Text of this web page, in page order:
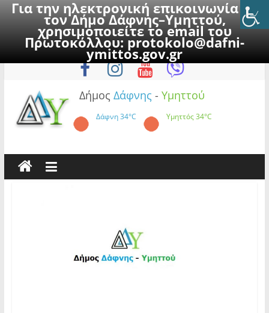
Για την ηλεκτρονική επικοινωνία με
τον Δήμο Δάφνης–Υμηττού,
χρησιμοποιείτε το email του
Πρωτοκόλλου:protokolo@dafni-
ymittos.gov.gr
to
Παρασκευή, 7 Αυγούστου 2026
Δήμος Δάφνης - Υμηττού
Δάφνη34°C Υμηττός34°C